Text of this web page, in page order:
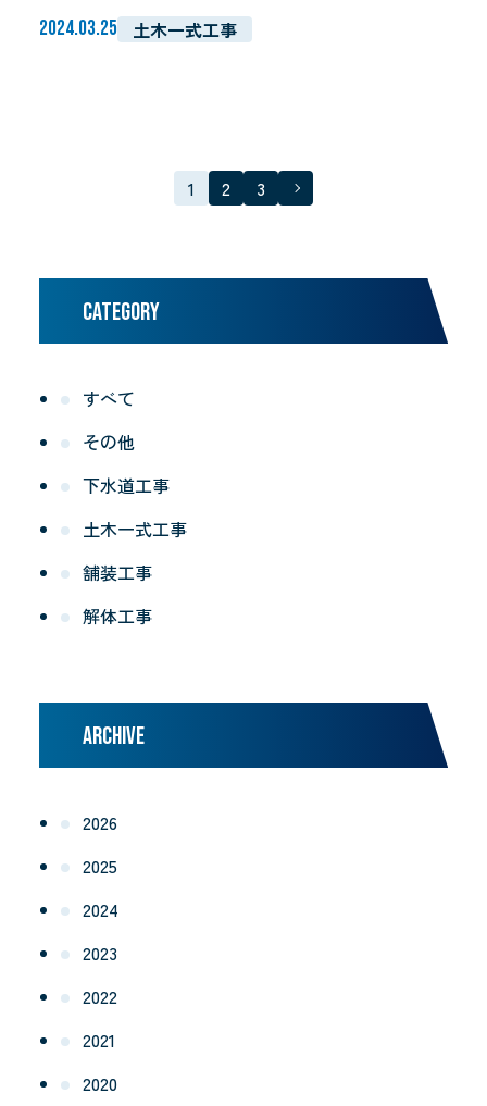
2024.03.25 土木一式工事
1 2 3
CATEGORY
すべて
その他
下水道工事
土木一式工事
舗装工事
解体工事
ARCHIVE
2026
2025
2024
2023
2022
2021
2020